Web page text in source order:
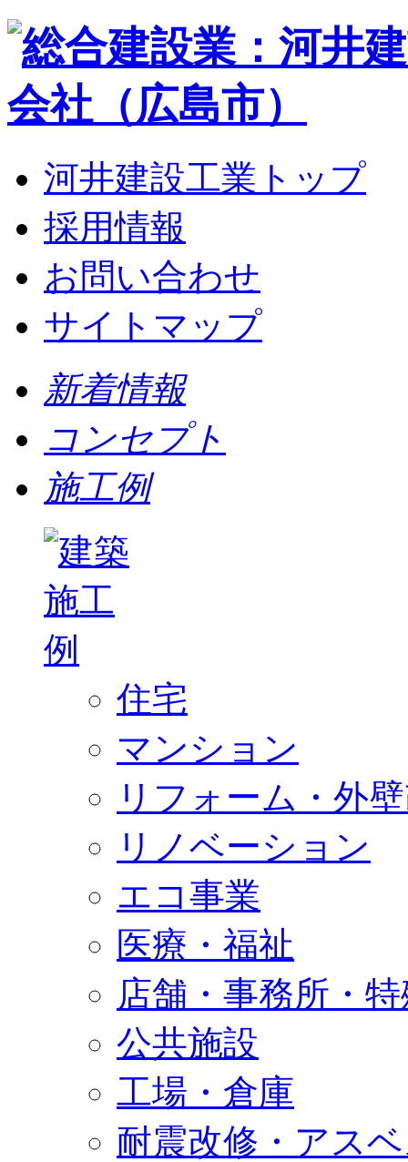
河井建設工業トップ
採用情報
お問い合わせ
サイトマップ
新着情報
コンセプト
施工例
住宅
マンション
リフォーム・外
リノベーション
エコ事業
医療・福祉
店舗・事務所・
公共施設
工場・倉庫
耐震改修・アス